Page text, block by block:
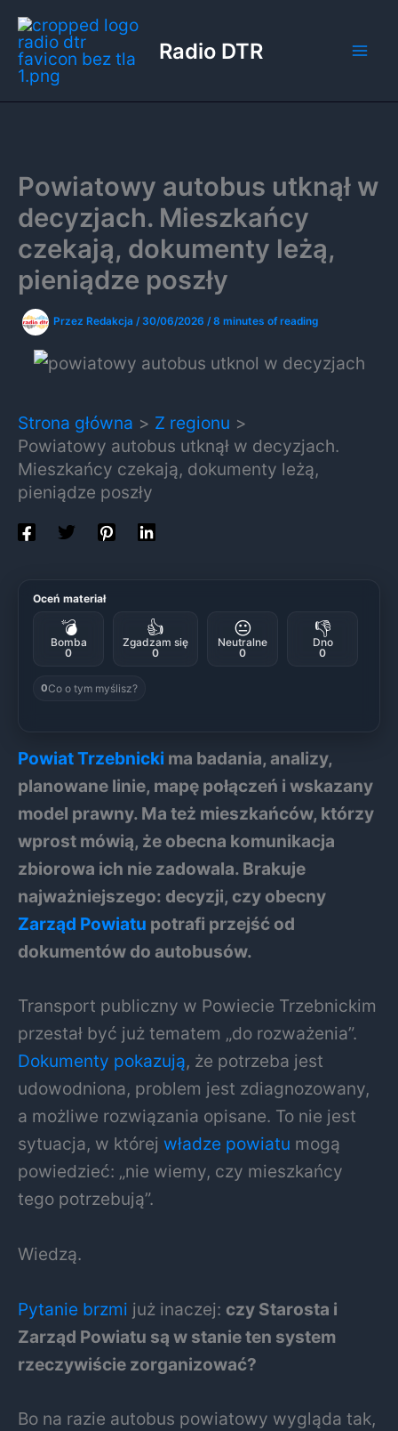
Przejdź
do
treści
Radio DTR
Powiatowy autobus utknął w
decyzjach. Mieszkańcy
czekają, dokumenty leżą,
pieniądze poszły
Przez Redakcja / 30/06/2026 /8 minutes of reading
Strona główna
Z regionu
Powiatowy autobus utknął w decyzjach.
Mieszkańcy czekają, dokumenty leżą,
pieniądze poszły
Oceń materiał
💣
Bomba
0
👍
Zgadzam się
0
😐
Neutralne
0
👎
Dno
0
0Co o tym myślisz?
Powiat Trzebnicki ma badania, analizy,
planowane linie, mapę połączeń i wskazany
model prawny. Ma też mieszkańców, którzy
wprost mówią, że obecna komunikacja
zbiorowa ich nie zadowala. Brakuje
najważniejszego: decyzji, czy obecny
Zarząd Powiatu potrafi przejść od
dokumentów do autobusów.
Transport publiczny w Powiecie Trzebnickim
przestał być już tematem „do rozważenia”.
Dokumenty pokazują, że potrzeba jest
udowodniona, problem jest zdiagnozowany,
a możliwe rozwiązania opisane. To nie jest
sytuacja, w której władze powiatu mogą
powiedzieć: „nie wiemy, czy mieszkańcy
tego potrzebują”.
Wiedzą.
Pytanie brzmi już inaczej: czy Starosta i
Zarząd Powiatu są w stanie ten system
rzeczywiście zorganizować?
Bo na razie autobus powiatowy wygląda tak,